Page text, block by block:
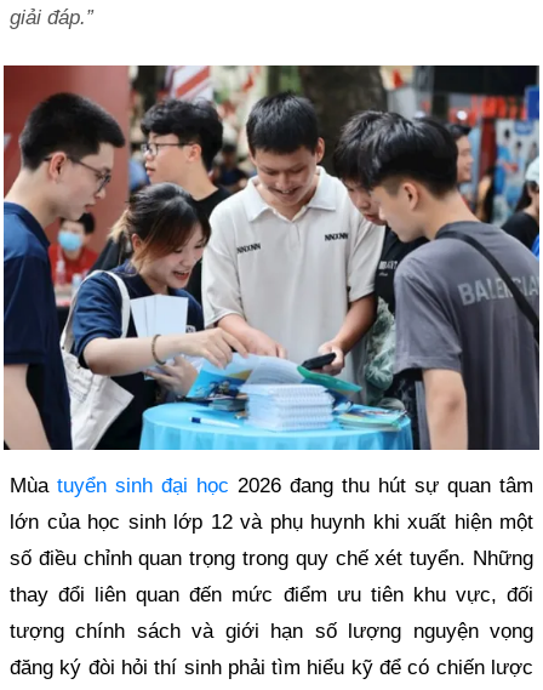
giải đáp.”
Mùa tuyển sinh đại học 2026 đang thu hút sự quan tâm
lớn của học sinh lớp 12 và phụ huynh khi xuất hiện một
số điều chỉnh quan trọng trong quy chế xét tuyển. Những
thay đổi liên quan đến mức điểm ưu tiên khu vực, đối
tượng chính sách và giới hạn số lượng nguyện vọng
đăng ký đòi hỏi thí sinh phải tìm hiểu kỹ để có chiến lược